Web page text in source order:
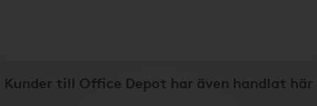
Kunder till Office Depot har även handlat här